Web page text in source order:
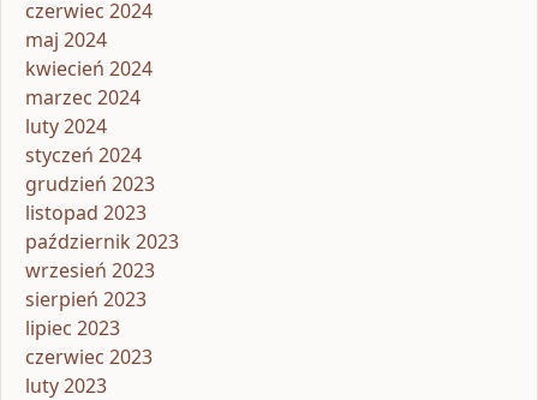
czerwiec 2024
maj 2024
kwiecień 2024
marzec 2024
luty 2024
styczeń 2024
grudzień 2023
listopad 2023
październik 2023
wrzesień 2023
sierpień 2023
lipiec 2023
czerwiec 2023
luty 2023